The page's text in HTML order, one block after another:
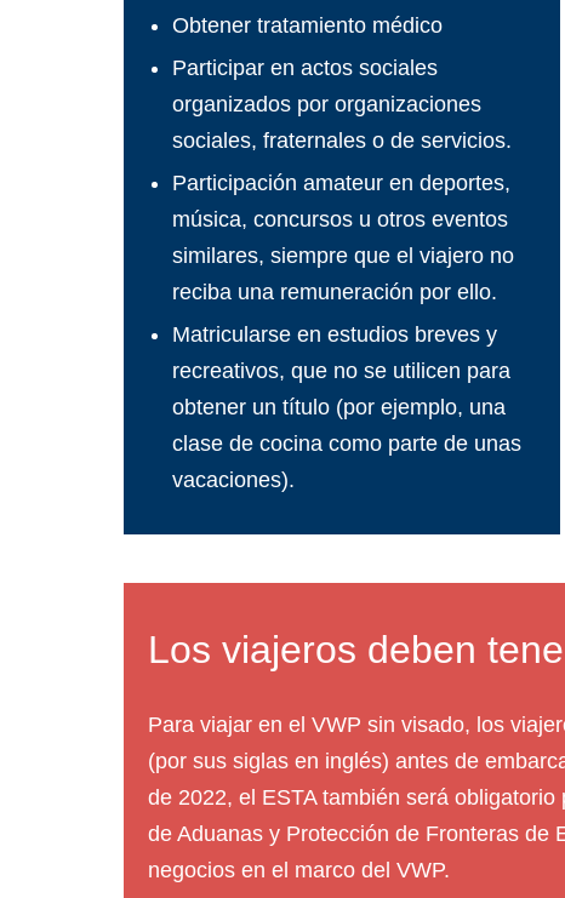
Obtener tratamiento médico
Participar en actos sociales
organizados por organizaciones
sociales, fraternales o de servicios.
Participación amateur en deportes,
música, concursos u otros eventos
similares, siempre que el viajero no
reciba una remuneración por ello.
Matricularse en estudios breves y
recreativos, que no se utilicen para
obtener un título (por ejemplo, una
clase de cocina como parte de unas
vacaciones).
Los viajeros deben
Para viajar en el VWP sin visado, los
(por sus siglas en inglés) antes de
de 2022, el ESTA también será
de Aduanas y Protección de Fronteras de
negocios en el marco del VWP.